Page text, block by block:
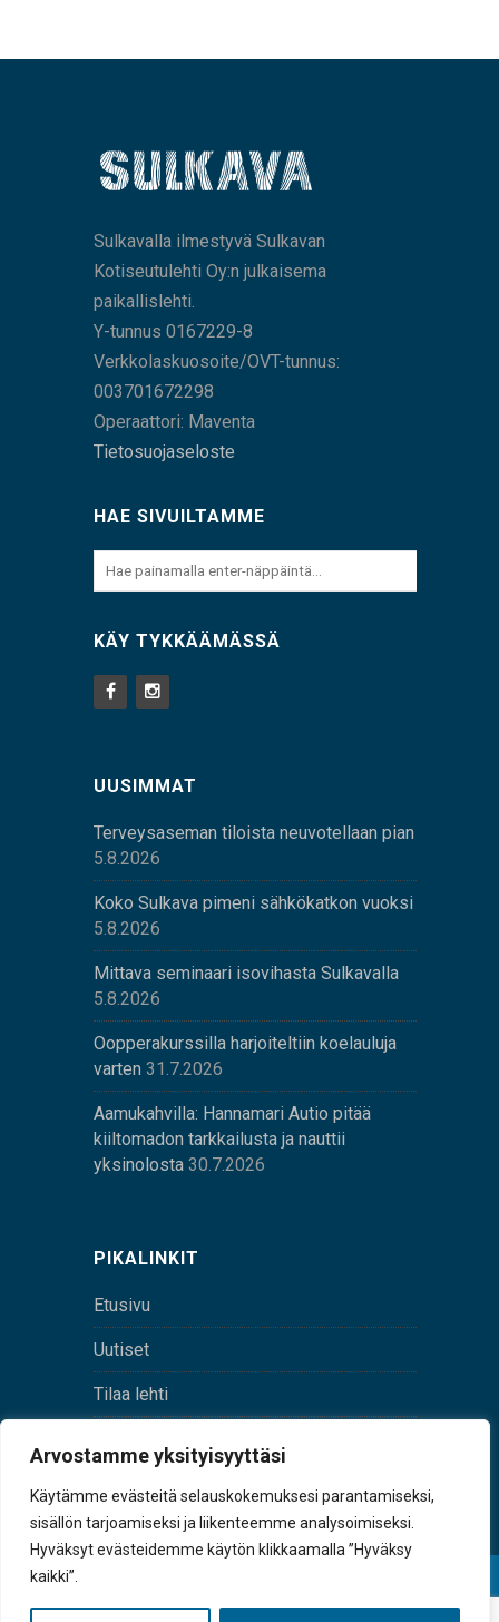
Arvostamme yksityisyyttäsi
Käytämme evästeitä selauskokemuksesi parantamiseksi,
sisällön tarjoamiseksi ja liikenteemme analysoimiseksi.
Hyväksyt evästeidemme käytön klikkaamalla ”Hyväksy
kaikki”.
Sulkavalla ilmestyvä Sulkavan
Kotiseutulehti Oy:n julkaisema
paikallislehti.
Y-tunnus 0167229-8
Verkkolaskuosoite/OVT-tunnus:
003701672298
Operaattori: Maventa
Tietosuojaseloste
HAE SIVUILTAMME
KÄY TYKKÄÄMÄSSÄ
UUSIMMAT
Terveysaseman tiloista neuvotellaan pian
5.8.2026
Koko Sulkava pimeni sähkökatkon vuoksi
5.8.2026
Mittava seminaari isovihasta Sulkavalla
5.8.2026
Oopperakurssilla harjoiteltiin koelauluja
varten 31.7.2026
Aamukahvilla: Hannamari Autio pitää
kiiltomadon tarkkailusta ja nauttii
yksinolosta 30.7.2026
PIKALINKIT
Etusivu
Uutiset
Tilaa lehti
tunnus 0167229-8